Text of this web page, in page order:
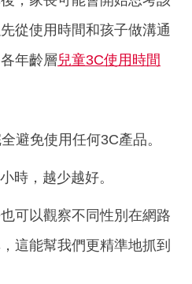
從使用時間和孩子做溝通
年齡層兒童3C使用時間
避免使用任何3C產品。
時，越少越好。
可以觀察不同性別在網路
這能幫我們更精準地抓到